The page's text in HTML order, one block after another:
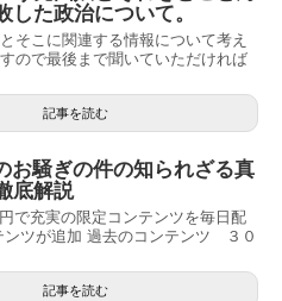
した政治について。
そこに関連する情報について考え
ので最後まで聞いていただければ
記事を読む
お騒ぎの件の知られざる真
底解説
充実の限定コンテンツを毎日配
ンツが追加 過去のコンテンツ ３０
記事を読む